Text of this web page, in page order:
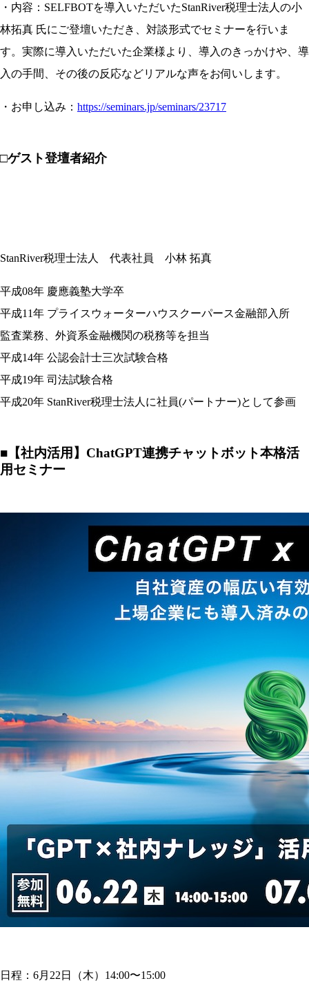
・内容：SELFBOTを導入いただいたStanRiver税理士法人の小
林拓真 氏にご登壇いただき、対談形式でセミナーを行いま
す。実際に導入いただいた企業様より、導入のきっかけや、導
入の手間、その後の反応などリアルな声をお伺いします。
・お申し込み： https://seminars.jp/seminars/23717
□ゲスト登壇者紹介
StanRiver税理士法人 代表社員 小林 拓真
平成08年 慶應義塾大学卒
平成11年 プライスウォーターハウスクーパース金融部入所
監査業務、外資系金融機関の税務等を担当
平成14年 公認会計士三次試験合格
平成19年 司法試験合格
平成20年 StanRiver税理士法人に社員(パートナー)として参画
■ 【社内活用】ChatGPT連携チャットボット本格活
用セミナー
日程：6月22日（木）14:00〜15:00